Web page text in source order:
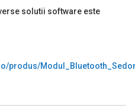
solutii software este
produs/